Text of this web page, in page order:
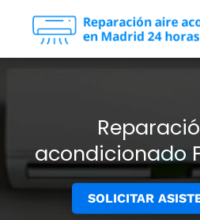
acondicionado
SOLICITAR